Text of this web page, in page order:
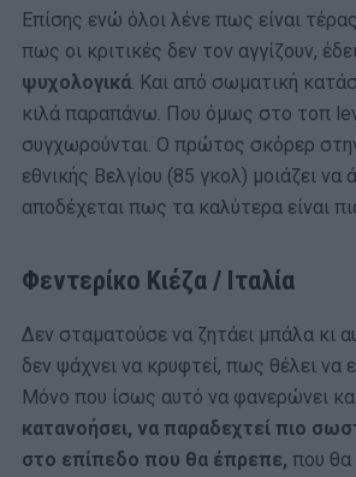
Επίσης ενώ όλοι λένε πως είναι
πως οι κριτικές δεν τον αγγίζουν,
ψυχολογικά . Και από σωματική
κιλά παραπάνω. Που όμως στο τοπ
συγχωρούνται. Ο πρώτος σκόρερ
εθνικής Βελγίου (85 γκολ) μοιάζει να
αποδέχεται πως τα καλύτερα είναι
Φεντερίκο Κιέζα / Ιταλία
Δεν σταματούσε να ζητάει μπάλα κι
δεν ψάχνει να κρυφτεί, πως θέλει να
Μόνο που ίσως αυτό να φανερώνει
κατανοήσει, να παραδεχτεί πιο
στο επίπεδο που θα έπρεπε, που θα